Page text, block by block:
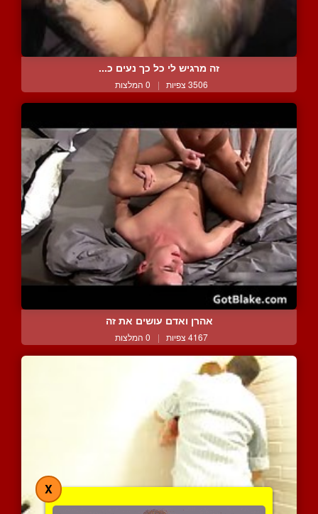
זה מרגיש לי כל כך נעים כ...
3506 צפיות | 0 המלצות
אהרן ואדם עושים את זה
4167 צפיות | 0 המלצות
X